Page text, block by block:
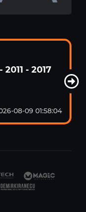
- 2017
08-09 01:58:04